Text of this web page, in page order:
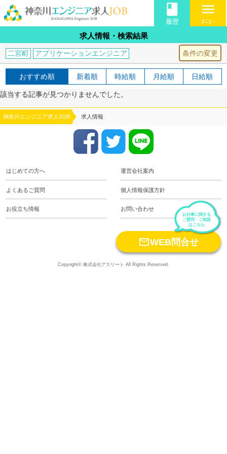
book
履歴
menu
ﾒﾆｭｰ
求人情報・検索結果
条件の変更
二宮町 アプリケーションエンジニア
おすすめ順 新着順 時給順 月給順 日給順
該当する記事が見つかりませんでした。
神奈川エンジニア求人JOB 求人情報
はじめての方へ 運営会社案内
よくあるご質問 個人情報保護方針
お役立ち情報 お問い合わせ
お仕事に関する
ご質問・ご相談
はこちら
WEB問合せ
Copyright© 株式会社アスリート All Rights Reserved.